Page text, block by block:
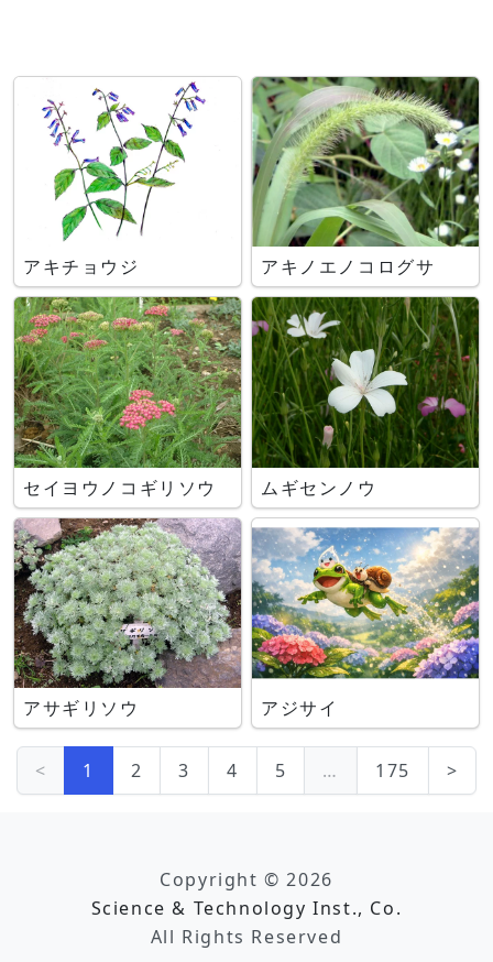
アキチョウジ アキノエノコログサ
セイヨウノコギリソウ ムギセンノウ
アサギリソウ アジサイ
< 1 2 3 4 5 … 175 >
Copyright © 2026
Science & Technology Inst., Co.
All Rights Reserved